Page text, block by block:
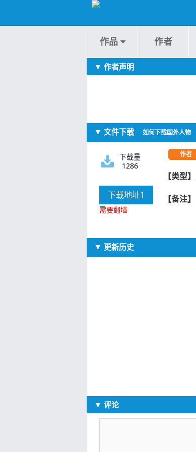
作品 作者
▼ 作者声明
▼ 文件下载 如何下载国外人物
下载量
1286
下载地址1
需要翻墙
作者
【类型】
【备注】
▼ 更新历史
▼ 评论